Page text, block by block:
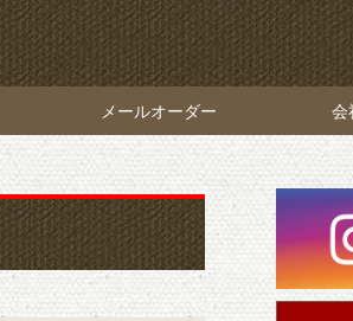
メールオーダー 会